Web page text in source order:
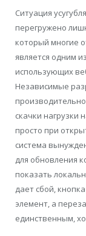
Ситуация
перегружено
который многие
является одним
использующих
Независимые
скачки нагрузки
просто при
система
для обновления
показать
дает сбой,
элемент, а
единственным,